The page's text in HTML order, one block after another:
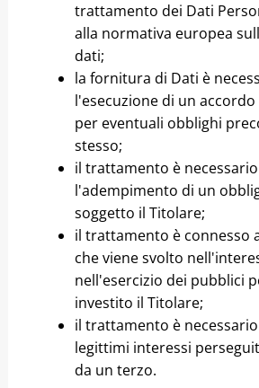
trattamento dei Dati
alla normativa europea
dati;
la fornitura di Dati è
l'esecuzione di un
per eventuali obblighi
stesso;
il trattamento è
l'adempimento di un
soggetto il Titolare;
il trattamento è connesso
che viene svolto
nell'esercizio dei pubblici
investito il Titolare;
il trattamento è
legittimi interessi
da un terzo.